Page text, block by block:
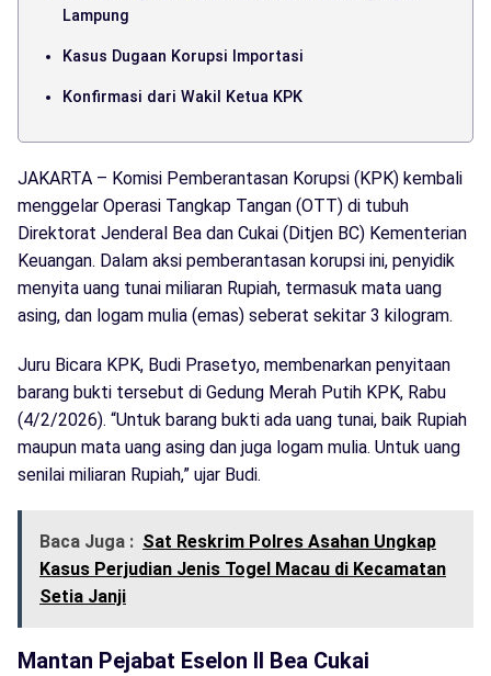
Lampung
Kasus Dugaan Korupsi Importasi
Konfirmasi dari Wakil Ketua KPK
JAKARTA – Komisi Pemberantasan Korupsi (KPK) kembali
menggelar Operasi Tangkap Tangan (OTT) di tubuh
Direktorat Jenderal Bea dan Cukai (Ditjen BC) Kementerian
Keuangan. Dalam aksi pemberantasan korupsi ini, penyidik
menyita uang tunai miliaran Rupiah, termasuk mata uang
asing, dan logam mulia (emas) seberat sekitar 3 kilogram.
Juru Bicara KPK, Budi Prasetyo, membenarkan penyitaan
barang bukti tersebut di Gedung Merah Putih KPK, Rabu
(4/2/2026). “Untuk barang bukti ada uang tunai, baik Rupiah
maupun mata uang asing dan juga logam mulia. Untuk uang
senilai miliaran Rupiah,” ujar Budi.
Baca Juga : Sat Reskrim Polres Asahan Ungkap
Kasus Perjudian Jenis Togel Macau di Kecamatan
Setia Janji
Mantan Pejabat Eselon II Bea Cukai